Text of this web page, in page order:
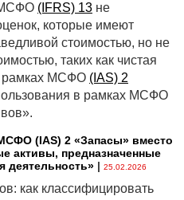
МСФО (IFRS) 13 не
которые имеют
стоимостью, но не
таких как чистая
рамках МСФО (IAS) 2
в рамках МСФО
(IАS) 2 «Запасы» вместо
активы, предназначенные
деятельность» | 25.02.2026
как классифицировать